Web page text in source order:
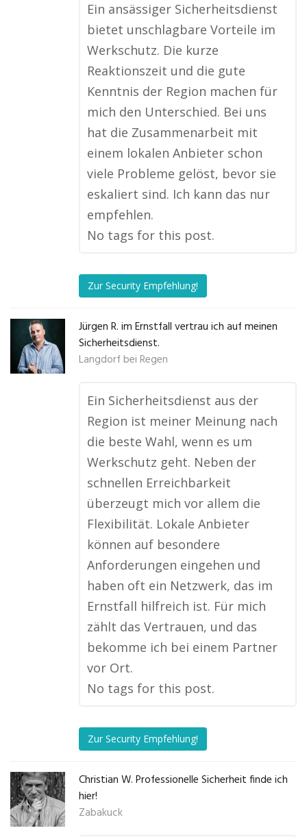
Ein ansässiger Sicherheitsdienst
bietet unschlagbare Vorteile im
Werkschutz. Die kurze
Reaktionszeit und die gute
Kenntnis der Region machen für
mich den Unterschied. Bei uns
hat die Zusammenarbeit mit
einem lokalen Anbieter schon
viele Probleme gelöst, bevor sie
eskaliert sind. Ich kann das nur
empfehlen.
No tags for this post.
Zur Security Empfehlung!
Jürgen R. im Ernstfall vertrau ich auf meinen
Sicherheitsdienst.
Langdorf bei Regen
Ein Sicherheitsdienst aus der
Region ist meiner Meinung nach
die beste Wahl, wenn es um
Werkschutz geht. Neben der
schnellen Erreichbarkeit
überzeugt mich vor allem die
Flexibilität. Lokale Anbieter
können auf besondere
Anforderungen eingehen und
haben oft ein Netzwerk, das im
Ernstfall hilfreich ist. Für mich
zählt das Vertrauen, und das
bekomme ich bei einem Partner
vor Ort.
No tags for this post.
Zur Security Empfehlung!
Christian W. Professionelle Sicherheit finde ich
hier!
Zabakuck